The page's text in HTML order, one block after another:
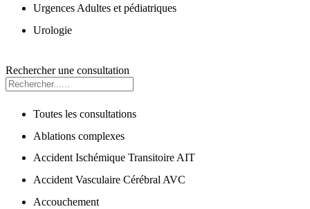
Urgences Adultes et pédiatriques
Urologie
Rechercher une consultation
Toutes les consultations
Ablations complexes
Accident Ischémique Transitoire AIT
Accident Vasculaire Cérébral AVC
Accouchement